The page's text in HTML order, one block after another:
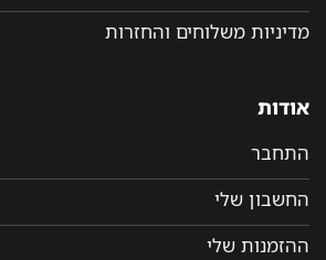
מדיניות משלוחים והחזרות
אודות
התחבר
החשבון שלי
ההזמנות שלי